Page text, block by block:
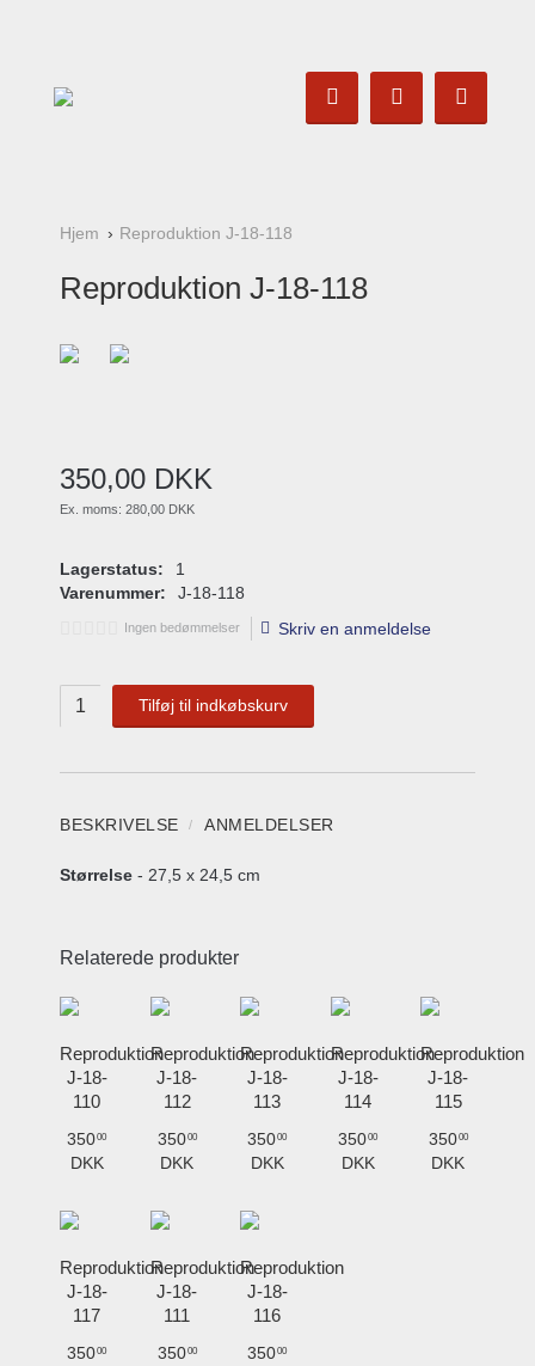
Hjem Reproduktion J-18-118
Reproduktion J-18-118
350,00 DKK
Ex. moms: 280,00 DKK
Lagerstatus:
1
Varenummer:
J-18-118
Ingen bedømmelser Skriv en anmeldelse
Tilføj til indkøbskurv
BESKRIVELSE ANMELDELSER
Størrelse - 27,5 x 24,5 cm
Relaterede produkter
Reproduktion
J-18-
110
35000
DKK
Reproduktion
J-18-
112
35000
DKK
Reproduktion
J-18-
113
35000
DKK
Reproduktion
J-18-
114
35000
DKK
Reproduktion
J-18-
115
35000
DKK
Reproduktion
J-18-
117
35000
Reproduktion
J-18-
111
35000
Reproduktion
J-18-
116
35000